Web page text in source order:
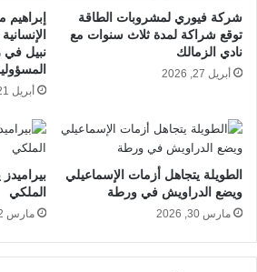
شركة فيوري لمشروبات الطاقة
توقع شراكة لمدة ثلاث سنوات مع
نادي الزمالك
أبريل 27, 2026
نبيل في
أبريل 21, 2026
الطويلة يتجاهل أزمات الإسماعيلي
ويضع الدراويش في ورطة
مارس 30, 2026
الملكي
مارس 22, 2026